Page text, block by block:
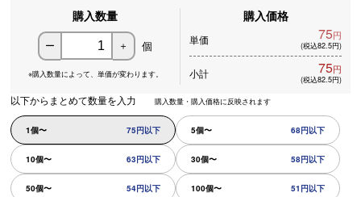
購入数量
ー ＋ 個
※購入数量によって、 単価が変わります。
購入価格
単価 75円
(税込82.5円)
小計 75円
(税込82.5円)
以下からまとめて数量を入力 購入数量・購入価格に反映されます
1個〜 75円以下 5個〜 68円以下
10個〜 63円以下 30個〜 58円以下
50個〜 54円以下 100個〜 51円以下